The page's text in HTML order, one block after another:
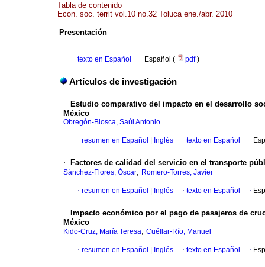
Tabla de contenido
Econ. soc. territ vol.10 no.32 Toluca ene./abr. 2010
Presentación
· texto en Español · Español ( pdf)
Artículos de investigación
·
Estudio comparativo del impacto en el desarrollo
México
Obregón-Biosca, Saúl Antonio
· resumen en Español Inglés · texto en Español ·
· Factores de calidad del servicio en el transporte
Sánchez-Flores, Óscar; Romero-Torres, Javier
· resumen en Español Inglés · texto en Español ·
·
Impacto económico por el pago de pasajeros de
México
Kido-Cruz, María Teresa; Cuéllar-Río, Manuel
· resumen en Español Inglés · texto en Español ·